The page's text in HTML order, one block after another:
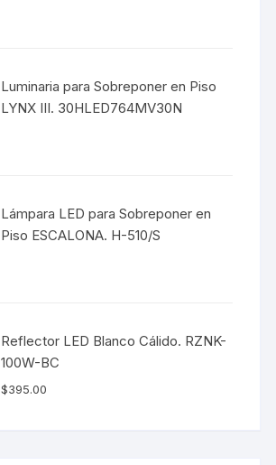
Luminaria para Sobreponer en Piso
LYNX III. 30HLED764MV30N
Lámpara LED para Sobreponer en
Piso ESCALONA. H-510/S
Reflector LED Blanco Cálido. RZNK-
100W-BC
$395.00